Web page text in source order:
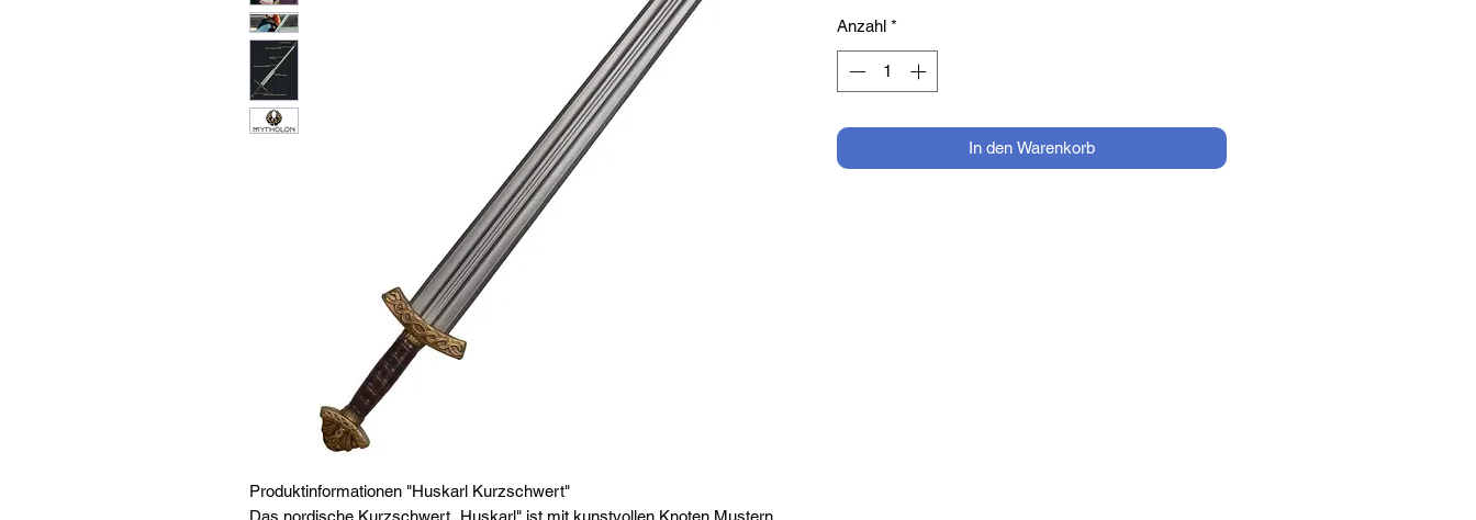
Produktinformationen "Huskarl Kurzschwert"
Das nordische Kurzschwert „Huskarl" ist mit kunstvollen Knoten Mustern
Anzahl *
In den Warenkorb